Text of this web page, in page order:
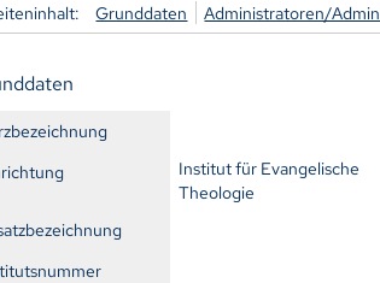
Grunddaten Administratoren/
Institut für Evangelische
Theologie